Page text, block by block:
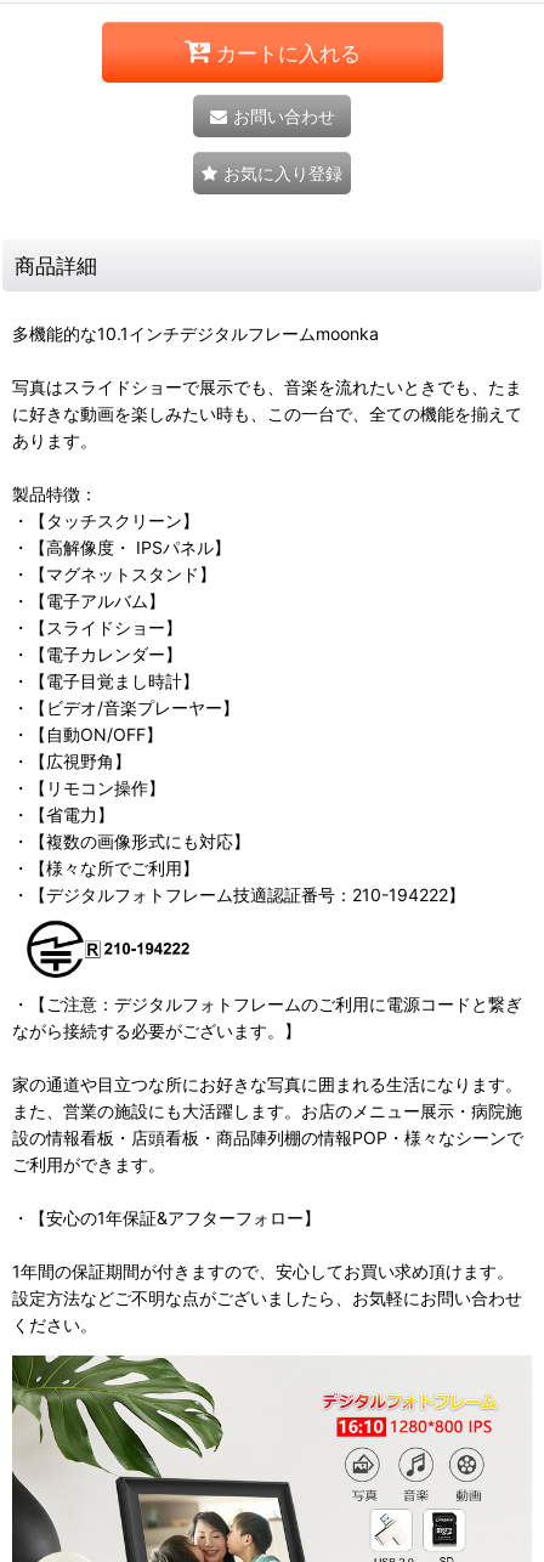
カートに入れる
お問い合わせ
お気に入り登録
商品詳細
多機能的な10.1インチデジタルフレームmoonka
写真はスライドショーで展示でも、音楽を流れたいときでも、たま
に好きな動画を楽しみたい時も、この一台で、全ての機能を揃えて
あります。
製品特徴：
・【タッチスクリーン】
・【高解像度・ IPSパネル】
・【マグネットスタンド】
・【電子アルバム】
・【スライドショー】
・【電子カレンダー】
・【電子目覚まし時計】
・【ビデオ/音楽プレーヤー】
・【自動ON/OFF】
・【広視野角】
・【リモコン操作】
・【省電力】
・【複数の画像形式にも対応】
・【様々な所でご利用】
・【デジタルフォトフレーム技適認証番号：210-194222】
・【ご注意：デジタルフォトフレームのご利用に電源コードと繋ぎ
ながら接続する必要がございます。】
家の通道や目立つな所にお好きな写真に囲まれる生活になります。
また、営業の施設にも大活躍します。お店のメニュー展示・病院施
設の情報看板・店頭看板・商品陣列棚の情報POP・様々なシーンで
ご利用ができます。
・【安心の1年保証&アフターフォロー】
1年間の保証期間が付きますので、安心してお買い求め頂けます。
設定方法などご不明な点がございましたら、お気軽にお問い合わせ
ください。